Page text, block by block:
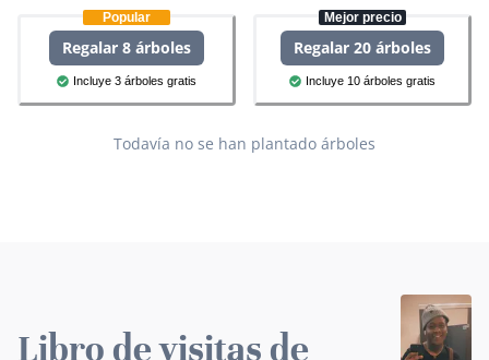
Popular
Regalar 8 árboles
Incluye 3 árboles gratis
Mejor precio
Regalar 20 árboles
Incluye 10 árboles gratis
Todavía no se han plantado árboles
Libro de visitas de